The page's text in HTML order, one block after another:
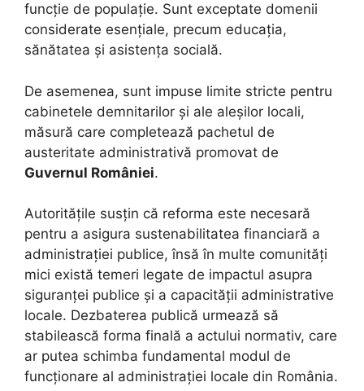
funcție de populație. Sunt exceptate domenii
considerate esențiale, precum educația,
sănătatea și asistența socială.
De asemenea, sunt impuse limite stricte pentru
cabinetele demnitarilor și ale aleșilor locali,
măsură care completează pachetul de
austeritate administrativă promovat de
Guvernul României.
Autoritățile susțin că reforma este necesară
pentru a asigura sustenabilitatea financiară a
administrației publice, însă în multe comunități
mici există temeri legate de impactul asupra
siguranței publice și a capacității administrative
locale. Dezbaterea publică urmează să
stabilească forma finală a actului normativ, care
ar putea schimba fundamental modul de
funcționare al administrației locale din România.